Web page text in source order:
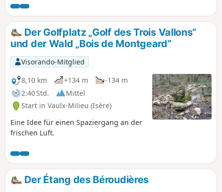
Der Golfplatz „Golf des Trois Vallons”
und der Wald „Bois de Montgeard”
Visorando-Mitglied
8,10 km
+134 m
-134 m
2:40 Std.
Mittel
Start in Vaulx-Milieu (Isère)
Eine Idee für einen Spaziergang an der
frischen Luft.
Der Étang des Béroudières